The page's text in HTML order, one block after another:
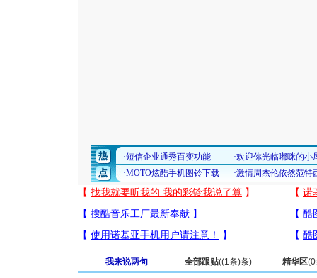
我来说两句 全部跟贴((1条)条) 精华区(0